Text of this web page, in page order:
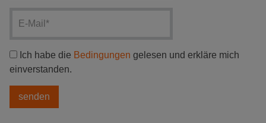
Ich habe die Bedingungen gelesen und erkläre mich
einverstanden.